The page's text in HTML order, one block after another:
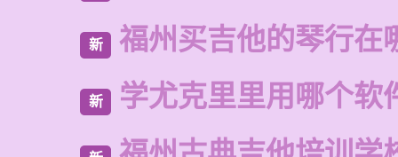
新 福州买吉他的琴行在
新 学尤克里里用哪个软